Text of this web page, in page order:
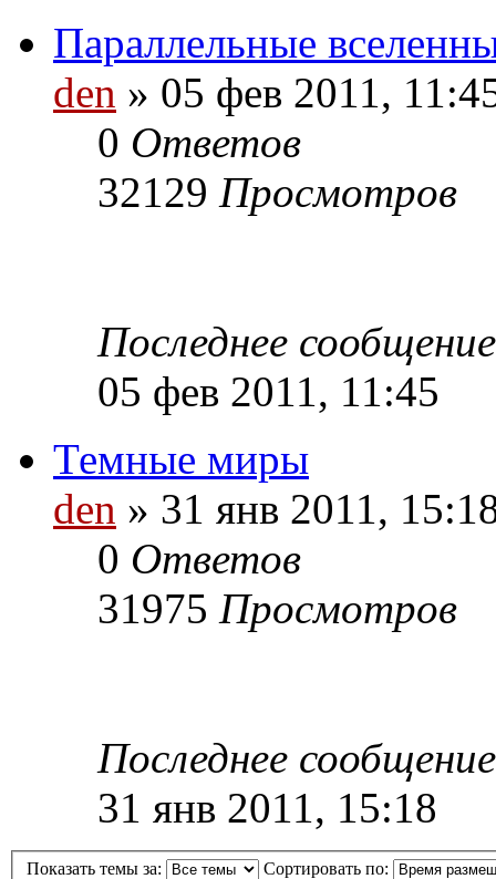
Параллельные
den » 05 фев 2011,
0 Ответов
32129 Просмотров
Последнее
05 фев 2011, 11:45
Темные миры
den » 31 янв 2011,
0 Ответов
31975 Просмотров
Последнее
31 янв 2011, 15:18
Показать темы за: Сортировать по: